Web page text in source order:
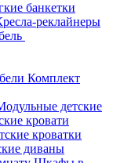
банкетки
реклайнеры
Комплект
детские
кровати
кроватки
диваны